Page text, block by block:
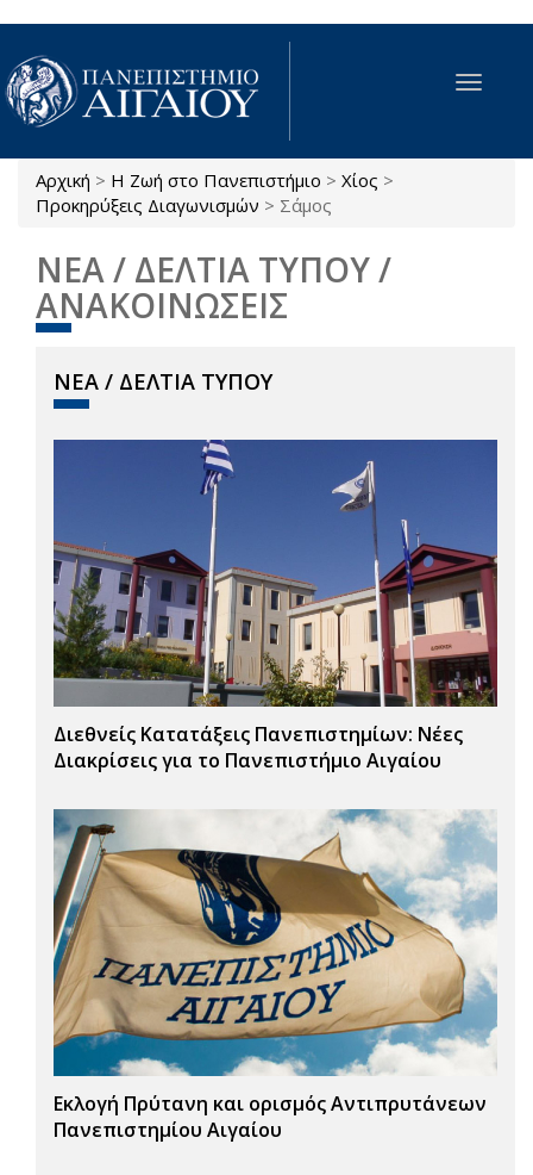
Παράκαμψη προς το κυρίως περιεχόμενο
Toggle
Είστε εδώ
Αρχική > Η Ζωή στο Πανεπιστήμιο > Χίος >
Προκηρύξεις Διαγωνισμών > Σάμος
ΝΕΑ / ΔΕΛΤΙΑ ΤΥΠΟΥ /
ΑΝΑΚΟΙΝΩΣΕΙΣ
ΝΕΑ / ΔΕΛΤΙΑ ΤΥΠΟΥ
Διεθνείς Κατατάξεις Πανεπιστημίων: Νέες
Διακρίσεις για το Πανεπιστήμιο Αιγαίου
Εκλογή Πρύτανη και ορισμός Αντιπρυτάνεων
Πανεπιστημίου Αιγαίου